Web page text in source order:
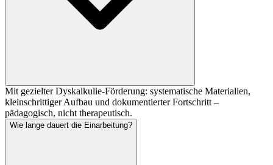
Mit gezielter Dyskalkulie-Förderung: systematische Materialien,
kleinschrittiger Aufbau und dokumentierter Fortschritt –
pädagogisch, nicht therapeutisch.
Wie lange dauert die Einarbeitung?